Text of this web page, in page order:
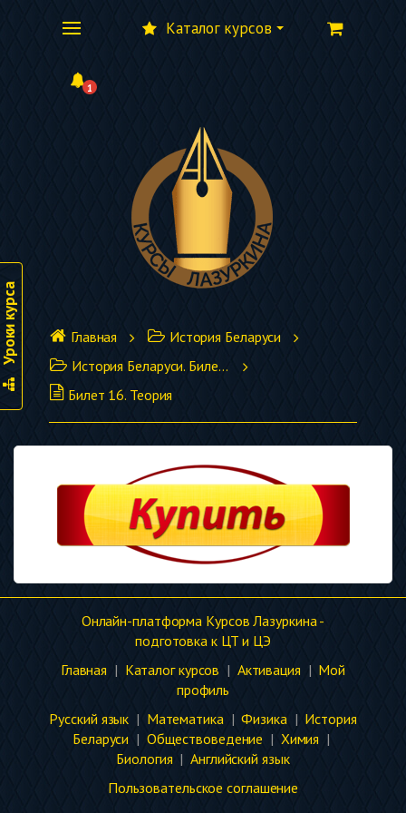
Уроки курса
Каталог курсов
1
Главная
История Беларуси
История Беларуси. Билеты
Билет 16. Теория
Онлайн-платформа Курсов Лазуркина -
подготовка к ЦТ и ЦЭ
Главная | Каталог курсов | Активация | Мой
профиль
Русский язык | Математика|Физика| История
Беларуси | Обществоведение | Химия |
Биология |Английский язык
Пользовательское соглашение